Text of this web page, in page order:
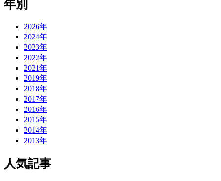
年別
2026年
2024年
2023年
2022年
2021年
2019年
2018年
2017年
2016年
2015年
2014年
2013年
人気記事